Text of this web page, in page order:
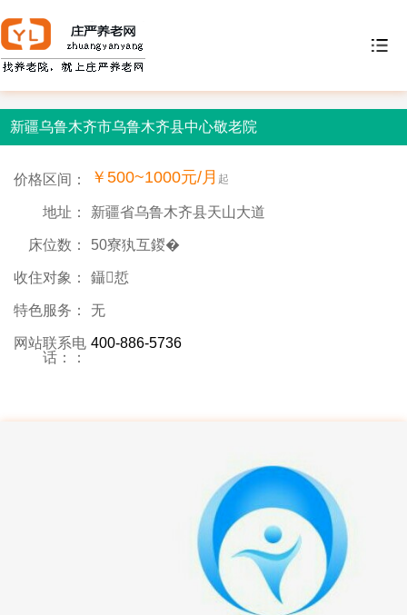
新疆乌鲁木齐市乌鲁木齐县中心敬老院
价格区间： ￥500~1000元/月 起
地址： 新疆省乌鲁木齐县天山大道
床位数： 50寮犱互鍐�
收住对象： 鑷悊
特色服务： 无
网站联系电
话：：
400-886-5736